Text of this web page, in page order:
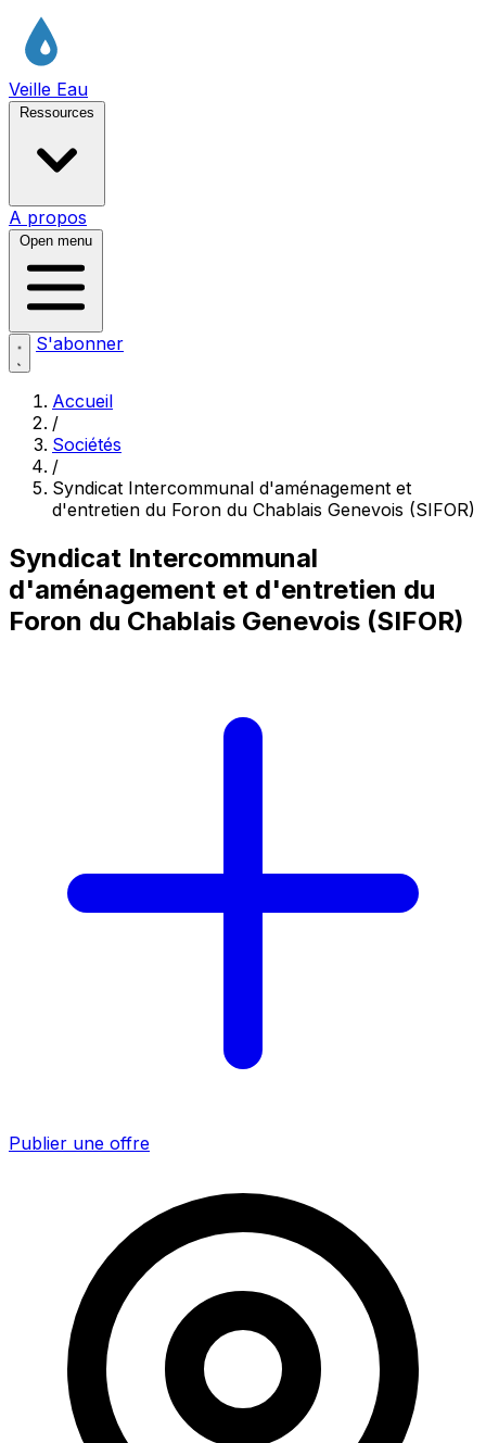
Veille Eau
Ressources
A propos
Open menu
S'abonner
Accueil
/
Sociétés
/
Syndicat Intercommunal d'aménagement et
d'entretien du Foron du Chablais Genevois (SIFOR)
Syndicat Intercommunal
d'aménagement et d'entretien du
Foron du Chablais Genevois (SIFOR)
Publier une offre